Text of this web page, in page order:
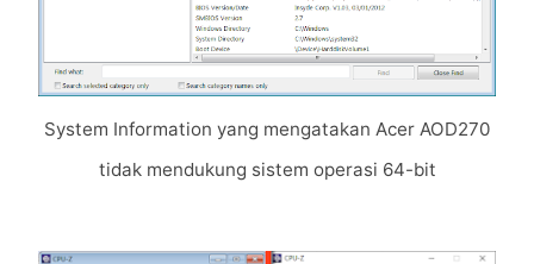
System Information yang mengatakan Acer AOD270
tidak mendukung sistem operasi 64-bit